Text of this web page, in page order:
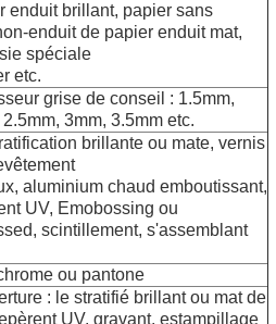
enduit brillant, papier sans
enduit de papier enduit mat,
spéciale
etc.
grise de conseil : 1.5mm,
2.5mm, 3mm, 3.5mm etc.
brillante ou mate, vernis
aluminium chaud emboutissant,
UV, Emobossing ou
scintillement, s'assemblant
ou pantone
: le stratifié brillant ou mat de
UV, gravant, estampillage